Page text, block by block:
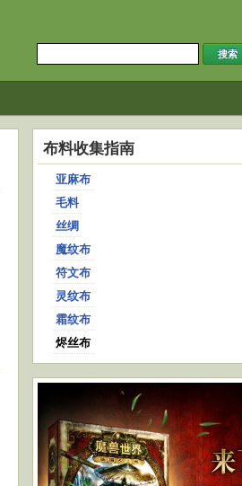
布料收集指南
亚麻布
毛料
丝绸
魔纹布
符文布
灵纹布
霜纹布
烬丝布